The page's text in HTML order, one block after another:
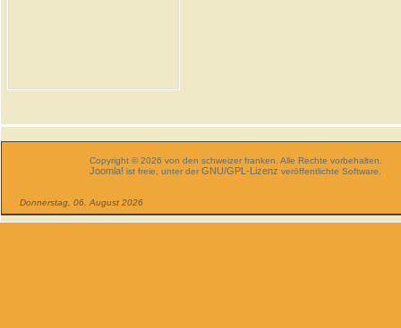
Copyright © 2026 von den schweizer franken. Alle Rechte vorbehalten.
Joomla! ist freie, unter der GNU/GPL-Lizenz veröffentlichte Software.
Donnerstag, 06. August 2026